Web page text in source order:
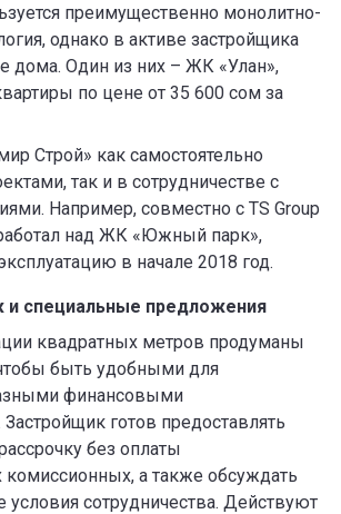
преимущественно монолитно-
однако в активе застройщика
дома. Один из них – ЖК «Улан»,
по цене от 35 600 сом за
Строй» как самостоятельно
так и в сотрудничестве с
Например, совместно с TS Group
над ЖК «Южный парк»,
в начале 2018 год.
и специальные предложения
квадратных метров продуманы
быть удобными для
финансовыми
готов предоставлять
без оплаты
комиссионных, а также обсуждать
сотрудничества. Действуют